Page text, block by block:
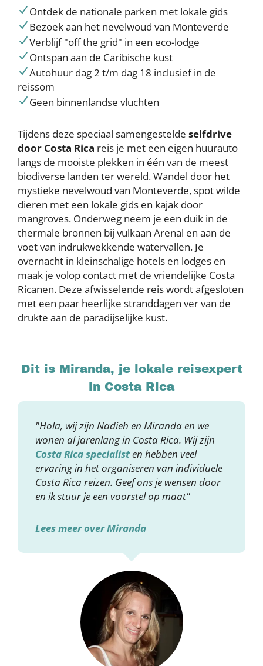
Ontdek de nationale parken met lokale gids
Bezoek aan het nevelwoud van Monteverde
Verblijf "off the grid" in een eco-lodge
Ontspan aan de Caribische kust
Autohuur dag 2 t/m dag 18 inclusief in de
reissom
Geen binnenlandse vluchten
Tijdens deze speciaal samengestelde selfdrive
door Costa Rica reis je met een eigen huurauto
langs de mooiste plekken in één van de meest
biodiverse landen ter wereld. Wandel door het
mystieke nevelwoud van Monteverde, spot wilde
dieren met een lokale gids en kajak door
mangroves. Onderweg neem je een duik in de
thermale bronnen bij vulkaan Arenal en aan de
voet van indrukwekkende watervallen. Je
overnacht in kleinschalige hotels en lodges en
maak je volop contact met de vriendelijke Costa
Ricanen. Deze afwisselende reis wordt afgesloten
met een paar heerlijke stranddagen ver van de
drukte aan de paradijselijke kust.
Dit is Miranda, je lokale reisexpert
in Costa Rica
"Hola, wij zijn Nadieh en Miranda en we
wonen al jarenlang in Costa Rica. Wij zijn
Costa Rica specialisten hebben veel
ervaring in het organiseren van individuele
Costa Rica reizen. Geef ons je wensen door
en ik stuur je een voorstel op maat"
Lees meer over Miranda